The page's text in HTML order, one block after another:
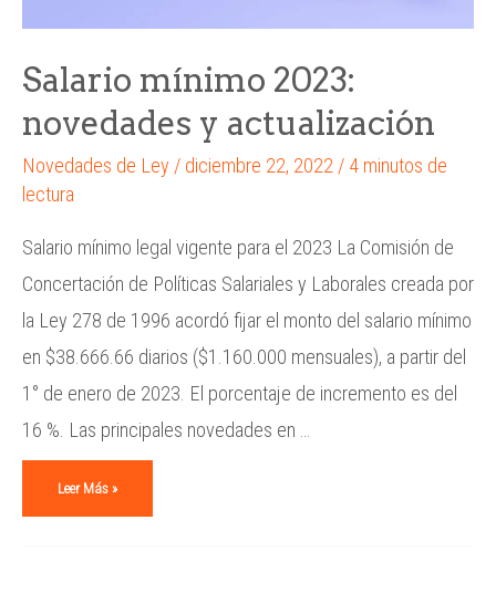
Salario mínimo 2023:
novedades y actualización
Novedades de Ley / diciembre 22, 2022 / 4 minutos de
lectura
Salario mínimo legal vigente para el 2023 La Comisión de
Concertación de Políticas Salariales y Laborales creada por
la Ley 278 de 1996 acordó fijar el monto del salario mínimo
en $38.666.66 diarios ($1.160.000 mensuales), a partir del
1° de enero de 2023. El porcentaje de incremento es del
16 %. Las principales novedades en …
Leer Más »